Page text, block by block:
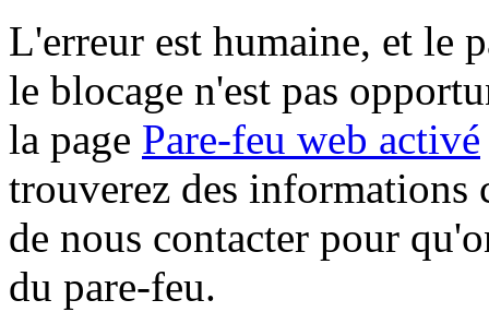
L'erreur est humaine, et le
le blocage n'est pas
la page Pare-feu web activé
trouverez des informations
de nous contacter pour
du pare-feu.